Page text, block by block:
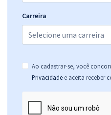
Carreira
Ao cadastrar-se, você
Privacidade e aceita receber